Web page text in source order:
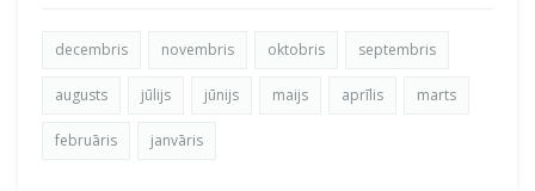
decembris novembris oktobris septembris
augusts jūlijs jūnijs maijs aprīlis marts
februāris janvāris